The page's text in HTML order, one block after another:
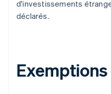
d'investissements
déclarés.